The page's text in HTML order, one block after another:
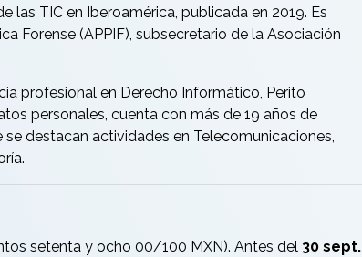
las TIC en Iberoamérica, publicada en 2019. Es
Forense (APPIF), subsecretario de la Asociación
profesional en Derecho Informático, Perito
personales, cuenta con más de 19 años de
destacan actividades en Telecomunicaciones,
setenta y ocho 00/100 MXN). Antes del 30 sept.